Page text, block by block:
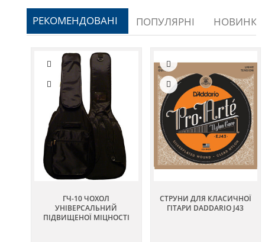
РЕКОМЕНДОВАНІ ПОПУЛЯРНІ
ГЧ-10 ЧОХОЛ
УНІВЕРСАЛЬНИЙ
ПІДВИЩЕНОЇ МІЦНОСТІ
СТРУНИ ДЛЯ КЛАСИЧНОЇ
ГІТАРИ DADDARIO J43